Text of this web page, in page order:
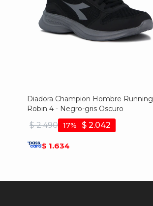
Diadora Champion Hombre Running
Robin 4 - Negro-gris Oscuro
$ 2.490 $ 2.042
17
$ 1.634